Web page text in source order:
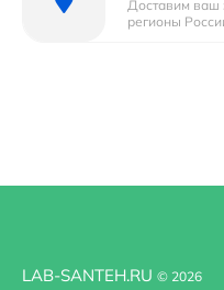
Доставим ваш
регионы
LAB-SANTEH.RU © 2026